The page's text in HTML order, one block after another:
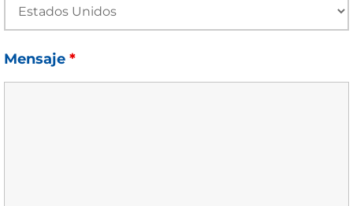
Mensaje *